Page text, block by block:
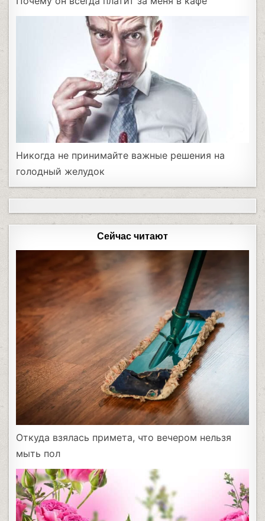
Никогда не принимайте важные решения на
голодный желудок
Сейчас читают
Откуда взялась примета, что вечером нельзя
мыть пол